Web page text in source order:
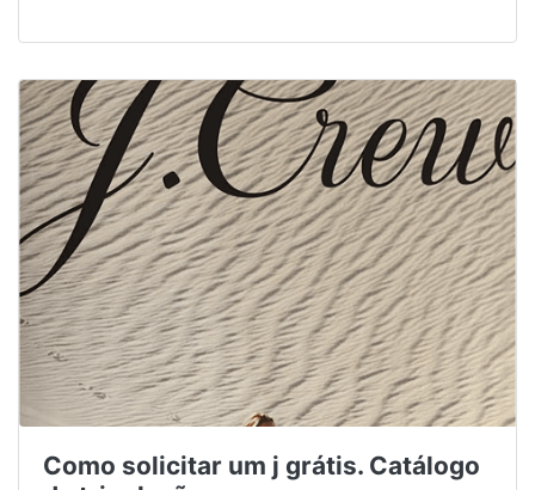
Como solicitar um j grátis. Catálogo